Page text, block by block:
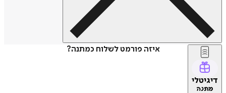
איזה פורמט לשלוח כמתנה?